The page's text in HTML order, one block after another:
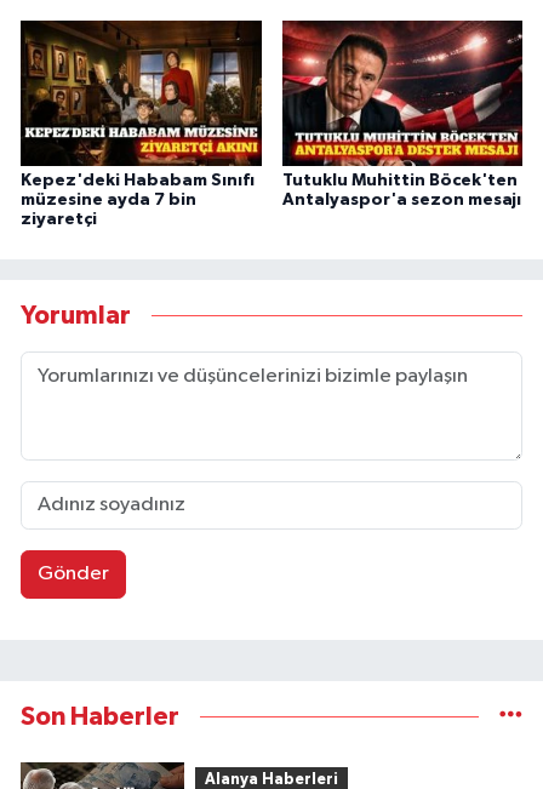
Kepez'deki Hababam Sınıfı
müzesine ayda 7 bin
ziyaretçi
Tutuklu Muhittin Böcek'ten
Antalyaspor'a sezon mesajı
Yorumlar
Gönder
Son Haberler
Alanya Haberleri